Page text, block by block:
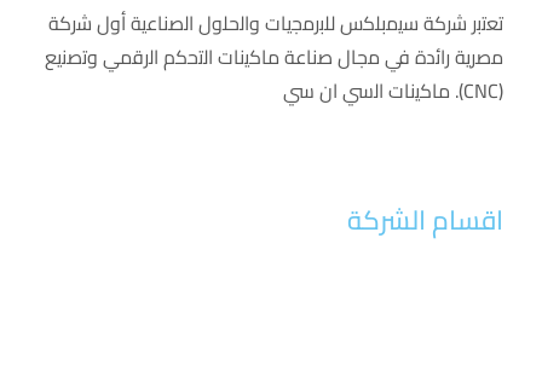
ﺗﻌﺗﺑر ﺷرﻛﺔ ﺳﯾﻣﺑﻠﻛس ﻟﻠﺑرﻣﺟﯾﺎت واﻟﺣﻠول اﻟﺻﻧﺎﻋﯾﺔ أول ﺷرﻛﺔ
ﻣﺻرﯾﺔ راﺋدة ﻓﻲ ﻣﺟﺎل ﺻﻧﺎﻋﺔ ﻣﺎﻛﯾﻧﺎت اﻟﺗﺣﻛم اﻟرﻗﻣﻲ وﺗﺻﻧﯾﻊ
(CNC). ﻣﺎﻛﯾﻧﺎت اﻟﺳﻲ ان ﺳﻲ
اقسام الشركة